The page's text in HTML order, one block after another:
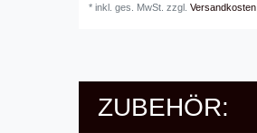
*inkl. ges. MwSt. zzgl.Versandkosten
ZUBEHÖR: